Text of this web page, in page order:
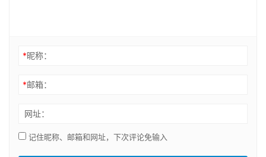
*昵称：
*邮箱：
网址：
记住昵称、邮箱和网址，下次评论免输入